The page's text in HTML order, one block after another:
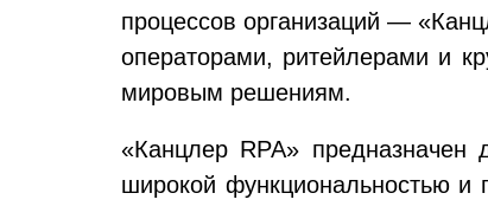
процессов организаций —
операторами, ритейлерами и
мировым решениям.
«Канцлер RPA»
широкой функциональностью и